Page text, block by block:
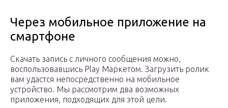
Через мобильное приложение на
смартфоне
Скачать запись с личного сообщения можно,
воспользовавшись Play Маркетом. Загрузить ролик
вам удастся непосредственно на мобильное
устройство. Мы рассмотрим два возможных
приложения, подходящих для этой цели.